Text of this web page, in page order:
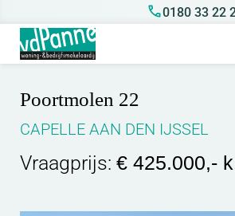
0180 33 22
Poortmolen 22
CAPELLE AAN DEN IJSSEL
Vraagprijs: € 425.000,-